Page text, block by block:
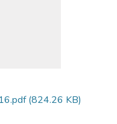
(824.26 KB)